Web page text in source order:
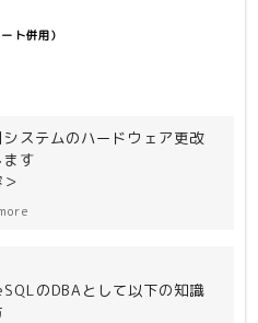
ト併用）
ステムのハードウェア更改
ます
、詳細設計書の執筆から参画
きます。
のDBAとして以下の知識